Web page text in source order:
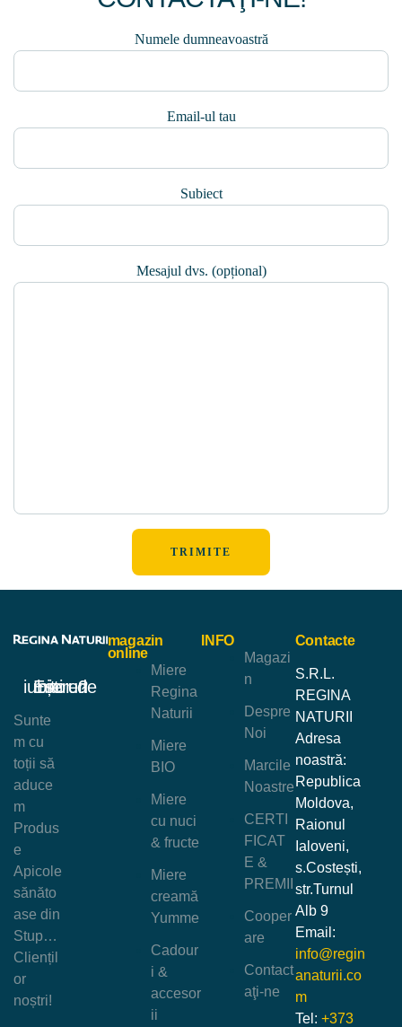
Numele dumneavoastră
Email-ul tau
Subiect
Mesajul dvs. (opțional)
magazin
online
Miere
Regina
Naturii
Miere
BIO
Miere
cu nuci
& fructe
Miere
creamă
Yumme
Cadour
i &
accesor
ii
INFO
Magazi
n
Despre
Noi
Marcile
Noastre
CERTI
FICAT
E &
PREMII
Cooper
are
Contact
aţi-ne
Ești un iubitor de miere?
Sunte
m cu
toții să
aduce
m
Produs
e
Apicole
sănăto
ase din
Stup…
Cliențil
or
noștri!
Contacte
S.R.L.
REGINA
NATURII
Adresa
noastră:
Republica
Moldova,
Raionul
Ialoveni,
s.Costești,
str.Turnul
Alb 9
Email:
info@regin
anaturii.co
m
Tel: +373